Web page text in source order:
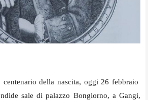
della nascita, oggi 26 febbraio
sale di palazzo Bongiorno, a Gangi,